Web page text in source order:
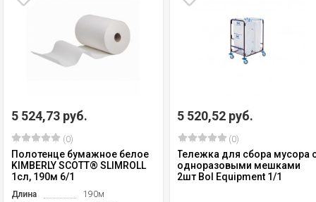
5 524,73 руб.
(0)
Полотенце бумажное белое
KIMBERLY SCOTT® SLIMROLL
1сл, 190м 6/1
Длина
190м
5 520,52 руб.
(0)
Тележка для сбора мусора
одноразовыми мешками
2шт Bol Equipment 1/1